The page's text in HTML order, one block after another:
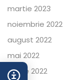
martie 2023
noiembrie 2022
august 2022
mai 2022
aprilie 2022